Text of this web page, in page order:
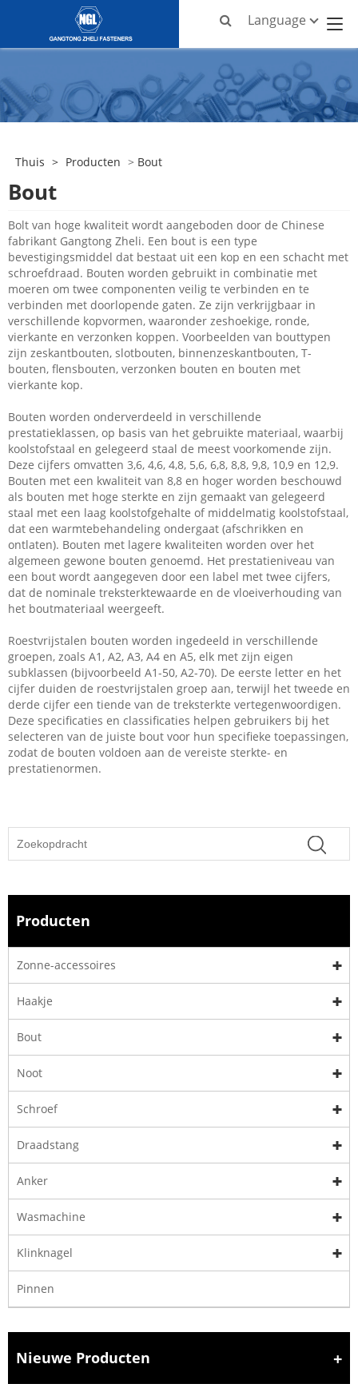
Language
Thuis > Producten > Bout
Bout
Bolt van hoge kwaliteit wordt aangeboden door de Chinese
fabrikant Gangtong Zheli. Een bout is een type
bevestigingsmiddel dat bestaat uit een kop en een schacht met
schroefdraad. Bouten worden gebruikt in combinatie met
moeren om twee componenten veilig te verbinden en te
verbinden met doorlopende gaten. Ze zijn verkrijgbaar in
verschillende kopvormen, waaronder zeshoekige, ronde,
vierkante en verzonken koppen. Voorbeelden van bouttypen
zijn zeskantbouten, slotbouten, binnenzeskantbouten, T-
bouten, flensbouten, verzonken bouten en bouten met
vierkante kop.
Bouten worden onderverdeeld in verschillende
prestatieklassen, op basis van het gebruikte materiaal, waarbij
koolstofstaal en gelegeerd staal de meest voorkomende zijn.
Deze cijfers omvatten 3,6, 4,6, 4,8, 5,6, 6,8, 8,8, 9,8, 10,9 en 12,9.
Bouten met een kwaliteit van 8,8 en hoger worden beschouwd
als bouten met hoge sterkte en zijn gemaakt van gelegeerd
staal met een laag koolstofgehalte of middelmatig koolstofstaal,
dat een warmtebehandeling ondergaat (afschrikken en
ontlaten). Bouten met lagere kwaliteiten worden over het
algemeen gewone bouten genoemd. Het prestatieniveau van
een bout wordt aangegeven door een label met twee cijfers,
dat de nominale treksterktewaarde en de vloeiverhouding van
het boutmateriaal weergeeft.
Roestvrijstalen bouten worden ingedeeld in verschillende
groepen, zoals A1, A2, A3, A4 en A5, elk met zijn eigen
subklassen (bijvoorbeeld A1-50, A2-70). De eerste letter en het
cijfer duiden de roestvrijstalen groep aan, terwijl het tweede en
derde cijfer een tiende van de treksterkte vertegenwoordigen.
Deze specificaties en classificaties helpen gebruikers bij het
selecteren van de juiste bout voor hun specifieke toepassingen,
zodat de bouten voldoen aan de vereiste sterkte- en
prestatienormen.
Producten
Zonne-accessoires
Haakje
Bout
Noot
Schroef
Draadstang
Anker
Wasmachine
Klinknagel
Pinnen
Nieuwe Producten